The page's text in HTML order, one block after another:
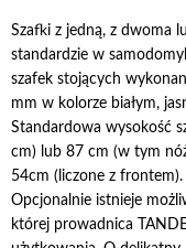
Szafki z jedną, z dwoma
standardzie w
szafek stojących
mm w kolorze białym,
Standardowa wysokość
cm) lub 87 cm (w tym
54cm (liczone z frontem).
Opcjonalnie istnieje
której prowadnica